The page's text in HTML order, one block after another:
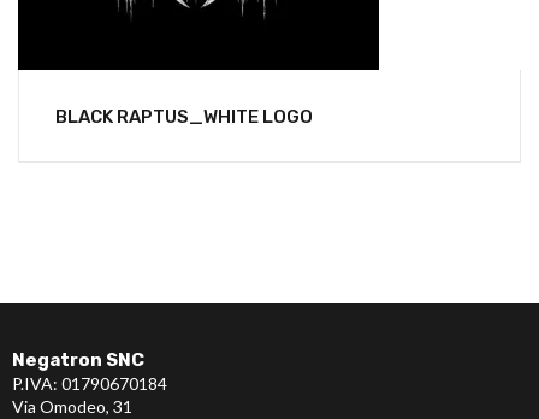
BLACK RAPTUS_WHITE LOGO
Negatron SNC
P.IVA: 01790670184
Via Omodeo, 31